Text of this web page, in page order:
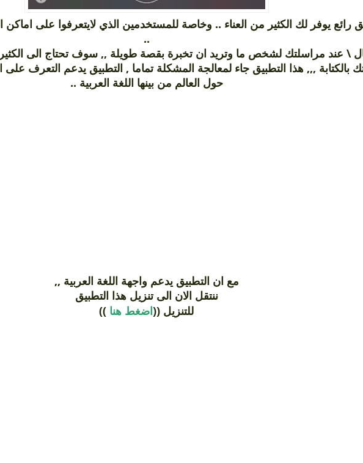
رائع يوفر لك الكثير من العناء .. وخاصة للمستخدمين الذي لايتعرفوا على
..
\ عند مراسلتك لشخص ما وتريد ان تخبرة بقصة طويلة ,, سوف تحتاج الى
حول العالم من بينها اللغة العربية ..
مع ان التطبيق يدعم واجهة اللغة العربية ,,
ننتقل الان الى تنزيل هذا التطبيق
للتنزيل ((اضغط هنا ))